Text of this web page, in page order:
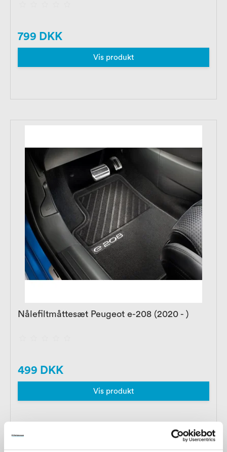
799 DKK
Vis produkt
Nålefiltmåttesæt Peugeot e-208 (2020 - )
499 DKK
Vis produkt